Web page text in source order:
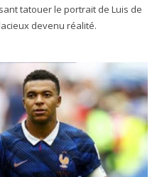
tatouer le portrait de Luis de
devenu réalité.